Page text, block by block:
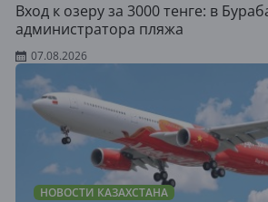
Вход к озеру за 3000 тенге: в
администратора пляжа
07.08.2026
НОВОСТИ КАЗАХСТАНА